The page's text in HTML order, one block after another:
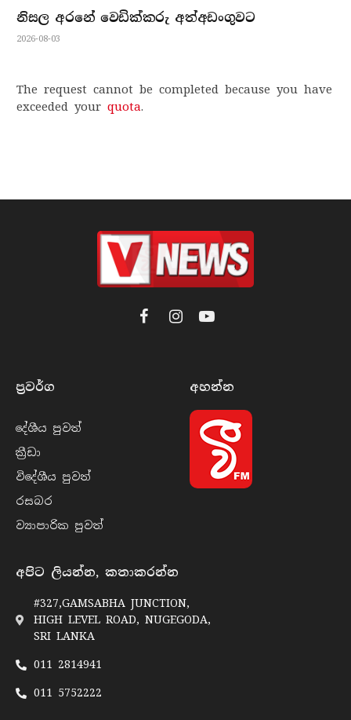
නිසල අරනේ වෙඩික්කරු අත්අඩංගුවට
2026-08-03
The request cannot be completed because you have
exceeded your quota.
FacebookInstagramYouTube
ප්‍රවර්​ග
දේශීය පුව​ත්
ක්‍රී​ඩා
විදේශීය පුව​ත්
රසබ​ර
ව්‍යාපාරික පුව​ත්
අහන්​න
අපිට ලියන්න, කතාකරන්න
#327,GAMSABHA JUNCTION,
HIGH LEVEL ROAD, NUGEGODA,
SRI LANKA
011 2814941
011 5752222